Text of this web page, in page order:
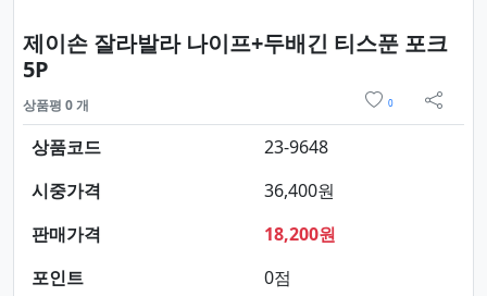
제이손 잘라발라 나이프+두배긴 티스푼 포크
5P
상품평 0 개 0
sns 공
상품코드
23-9648
시중가격
36,400원
판매가격
18,200원
포인트
0점